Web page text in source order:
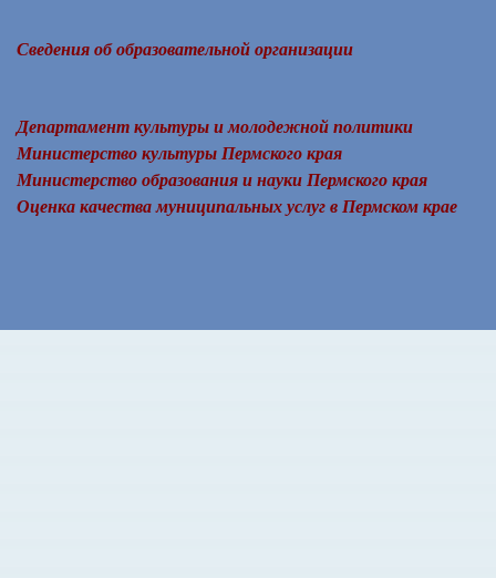
Сведения об образовательной организации
Департамент культуры и молодежной политики
Министерство культуры Пермского края
Министерство образования и науки Пермского края
Оценка качества муниципальных услуг в Пермском крае